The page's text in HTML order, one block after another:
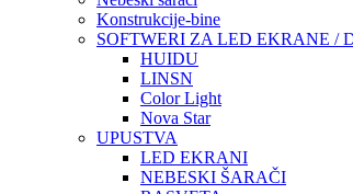
Konstrukcije-bine
SOFTWERI ZA LED EKRANE /
HUIDU
LINSN
Color Light
Nova Star
UPUSTVA
LED EKRANI
NEBESKI ŠARAČI